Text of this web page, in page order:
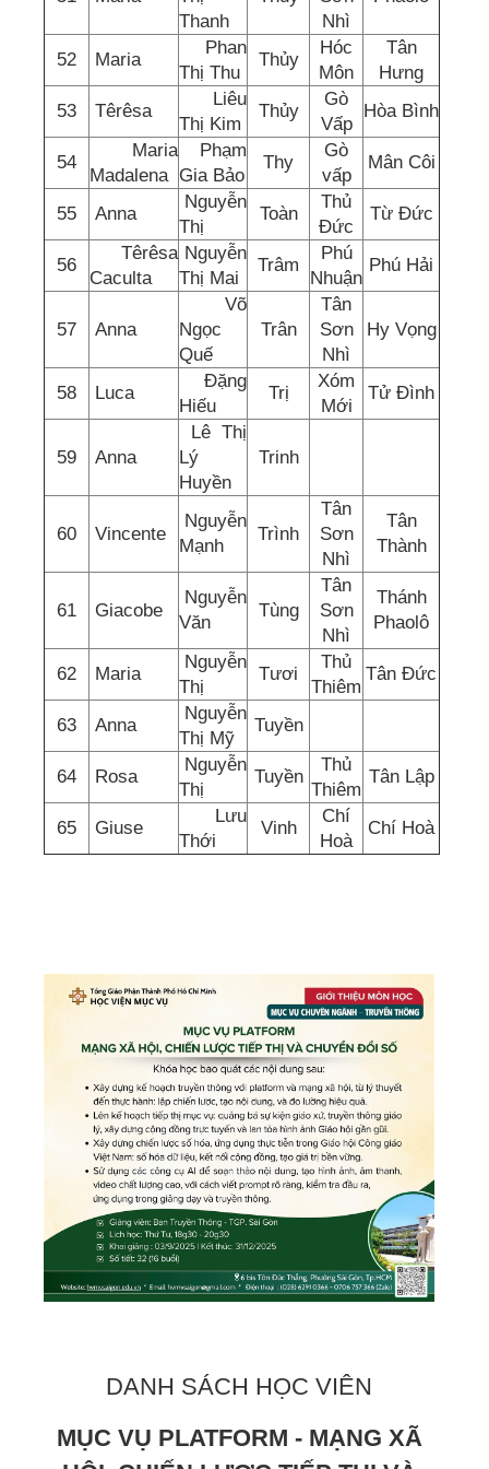
Thanh
Nhì
52 Maria
Phan
Thị Thu
Thủy
Hóc
Môn
Tân
Hưng
53
Têrêsa
Liêu
Thị Kim
Thủy
Gò
Vấp
Hòa Bình
54
Maria
Madalena
Phạm
Gia Bảo
Thy
Gò
vấp
Mân Côi
55 Anna
Nguyễn
Thị
Toàn
Thủ
Đức
Từ Đức
56
Têrêsa
Caculta
Nguyễn
Thị Mai
Trâm
Phú
Nhuận
Phú Hải
57 Anna
Võ
Ngọc
Quế
Trân
Tân
Sơn
Nhì
Hy Vọng
58 Luca
Đặng
Hiếu
Trị
Xóm
Mới
Tử Đình
59 Anna
Lê Thị
Lý
Huyền
Trinh
60 Vincente
Nguyễn
Mạnh
Trình
Tân
Sơn
Nhì
Tân
Thành
61 Giacobe
Nguyễn
Văn
Tùng
Tân
Sơn
Nhì
Thánh
Phaolô
62 Maria
Nguyễn
Thị
Tươi
Thủ
Thiêm
Tân Đức
63 Anna
Nguyễn
Thị Mỹ
Tuyền
64 Rosa
Nguyễn
Thị
Tuyền
Thủ
Thiêm
Tân Lập
65 Giuse
Lưu
Thới
Vinh
Chí
Hoà
Chí Hoà
DANH SÁCH HỌC VIÊN
MỤC VỤ PLATFORM - MẠNG XÃ